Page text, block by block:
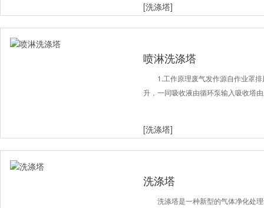
[洗涤塔]
喷淋洗涤塔
1.工作原理废气发作源自作业罩
升，一同吸收液由循环泵输入吸收塔
[洗涤塔]
洗涤塔
洗涤塔是一种新型的气体净化处